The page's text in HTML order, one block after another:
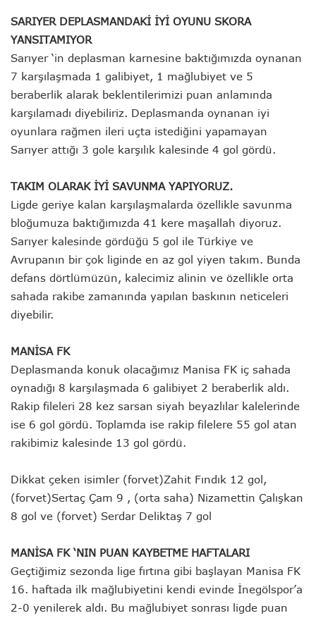
SARIYER DEPLASMANDAKİ İYİ OYUNU SKORA
YANSITAMIYOR
Sarıyer ‘in deplasman karnesine baktığımızda oynanan
7 karşılaşmada 1 galibiyet, 1 mağlubiyet ve 5
beraberlik alarak beklentilerimizi puan anlamında
karşılamadı diyebiliriz. Deplasmanda oynanan iyi
oyunlara rağmen ileri uçta istediğini yapamayan
Sarıyer attığı 3 gole karşılık kalesinde 4 gol gördü.
TAKIM OLARAK İYİ SAVUNMA YAPIYORUZ.
Ligde geriye kalan karşılaşmalarda özellikle savunma
bloğumuza baktığımızda 41 kere maşallah diyoruz.
Sarıyer kalesinde gördüğü 5 gol ile Türkiye ve
Avrupanın bir çok liginde en az gol yiyen takım. Bunda
defans dörtlümüzün, kalecimiz alinin ve özellikle orta
sahada rakibe zamanında yapılan baskının neticeleri
diyebilir.
MANİSA FK
Deplasmanda konuk olacağımız Manisa FK iç sahada
oynadığı 8 karşılaşmada 6 galibiyet 2 beraberlik aldı.
Rakip fileleri 28 kez sarsan siyah beyazlılar kalelerinde
ise 6 gol gördü. Toplamda ise rakip filelere 55 gol atan
rakibimiz kalesinde 13 gol gördü.
Dikkat çeken isimler (forvet)Zahit Fındık 12 gol,
(forvet)Sertaç Çam 9 , (orta saha) Nizamettin Çalışkan
8 gol ve (forvet) Serdar Deliktaş 7 gol
MANİSA FK ‘NIN PUAN KAYBETME HAFTALARI
Geçtiğimiz sezonda lige fırtına gibi başlayan Manisa FK
16. haftada ilk mağlubiyetini kendi evinde İnegölspor’a
2-0 yenilerek aldı. Bu mağlubiyet sonrası ligde puan